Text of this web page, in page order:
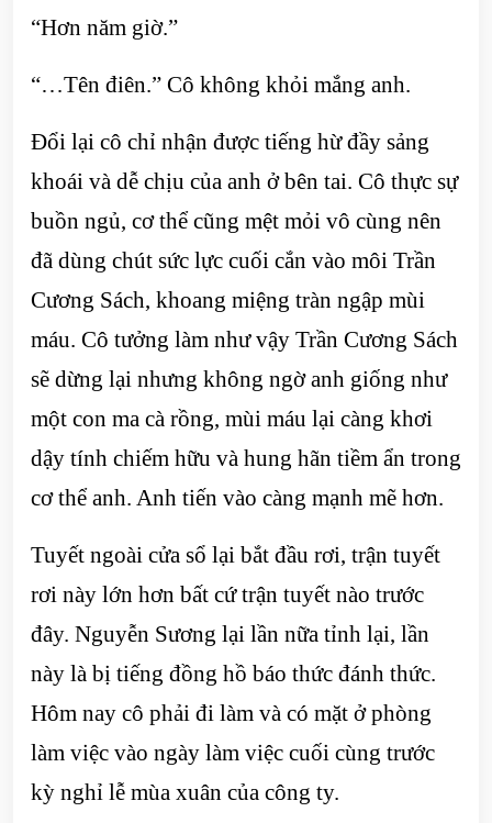
“Hơn năm giờ.”
“…Tên điên.” Cô không khỏi mắng anh.
Đổi lại cô chỉ nhận được tiếng hừ đầy sảng
khoái và dễ chịu của anh ở bên tai. Cô thực sự
buồn ngủ, cơ thể cũng mệt mỏi vô cùng nên
đã dùng chút sức lực cuối cắn vào môi Trần
Cương Sách, khoang miệng tràn ngập mùi
máu. Cô tưởng làm như vậy Trần Cương Sách
sẽ dừng lại nhưng không ngờ anh giống như
một con ma cà rồng, mùi máu lại càng khơi
dậy tính chiếm hữu và hung hãn tiềm ẩn trong
cơ thể anh. Anh tiến vào càng mạnh mẽ hơn.
Tuyết ngoài cửa sổ lại bắt đầu rơi, trận tuyết
rơi này lớn hơn bất cứ trận tuyết nào trước
đây. Nguyễn Sương lại lần nữa tỉnh lại, lần
này là bị tiếng đồng hồ báo thức đánh thức.
Hôm nay cô phải đi làm và có mặt ở phòng
làm việc vào ngày làm việc cuối cùng trước
kỳ nghỉ lễ mùa xuân của công ty.